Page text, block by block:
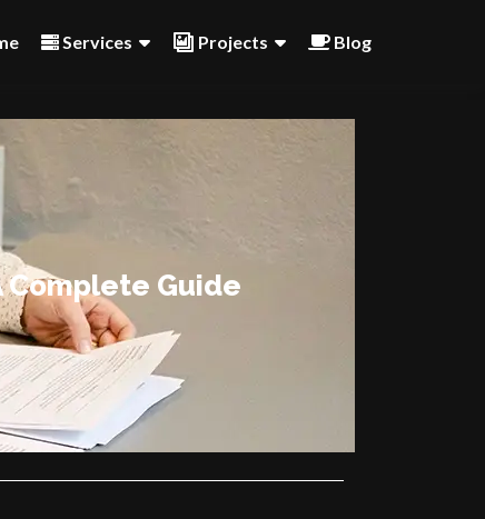
Services Projects Blog
Complete Guide